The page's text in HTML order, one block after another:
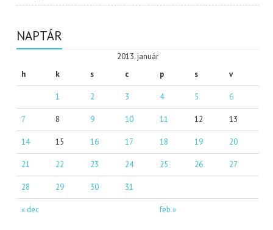
NAPTÁR
2013. január
h
k s c p s v
« dec feb »
1 2 3 4 5 6
7 8 9 10 11 12 13
14 15 16 17 18 19 20
21 22 23 24 25 26 27
28 29 30 31